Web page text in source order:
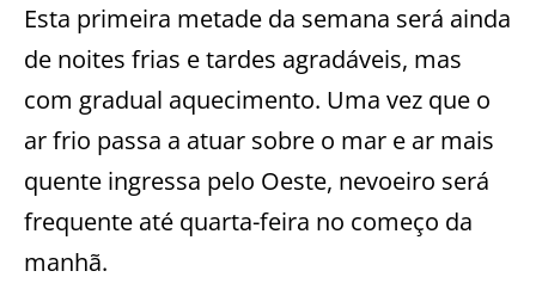
Esta primeira metade da semana será ainda
de noites frias e tardes agradáveis, mas
com gradual aquecimento. Uma vez que o
ar frio passa a atuar sobre o mar e ar mais
quente ingressa pelo Oeste, nevoeiro será
frequente até quarta-feira no começo da
manhã.